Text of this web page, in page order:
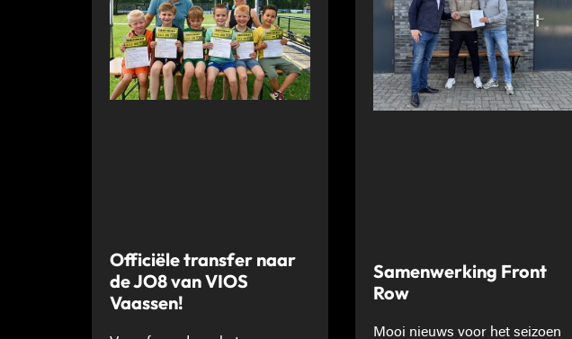
Officiële transfer naar
de JO8 van VIOS
Vaassen!
Samenwerking Front
Row
Mooi nieuws voor het seizoen